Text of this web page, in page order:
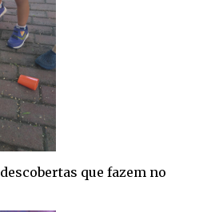
que fazem no